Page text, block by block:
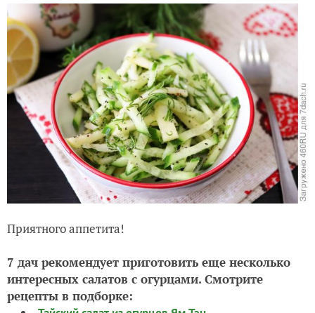
Приятного аппетита!
7 дач рекомендует приготовить еще несколько
интересных салатов с огурцами. Смотрите
рецепты в подборке: